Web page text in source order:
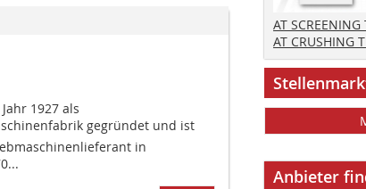
1927 als
gegründet und ist
in
AT
AT CRUSHING
Anbieter